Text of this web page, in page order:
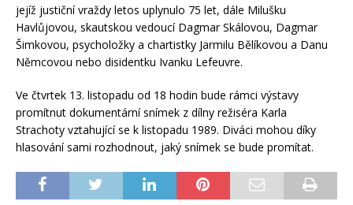
jejíž justiční vraždy letos uplynulo 75 let, dále Milušku
Havlůjovou, skautskou vedoucí Dagmar Skálovou, Dagmar
Šimkovou, psycholožky a chartistky Jarmilu Bělíkovou a Danu
Němcovou nebo disidentku Ivanku Lefeuvre.
Ve čtvrtek 13. listopadu od 18 hodin bude rámci výstavy
promítnut dokumentární snímek z dílny režiséra Karla
Strachoty vztahující se k listopadu 1989. Diváci mohou díky
hlasování sami rozhodnout, jaký snímek se bude promítat.